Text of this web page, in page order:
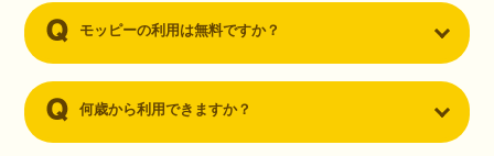
ーを知りました。クレジットカードを発行するだけでポイントが貯ま
るならと無料登録して、クレジットカードの発行やアプリダウンロー
モッピーの利用は無料ですか？
何歳から利用できますか？